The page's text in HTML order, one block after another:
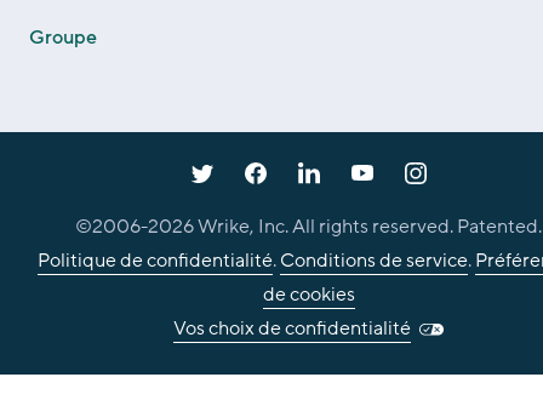
Groupe
©2006-2026Wrike, Inc. All rights reserved. Patented.
Politique de confidentialité.Conditions de service.
de cookies
Vos choix de confidentialité